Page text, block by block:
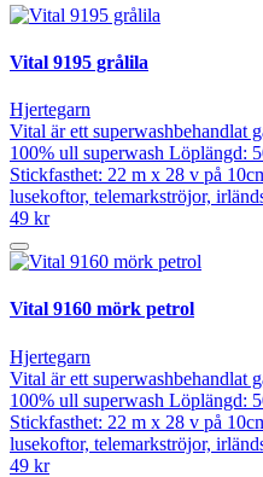
Vital 9195 grålila
Hjertegarn
Vital är ett superwashbehandlat
100% ull superwash Löplängd:
Stickfasthet: 22 m x 28 v på
lusekoftor, telemarkströjor,
49 kr
Vital 9160 mörk petrol
Hjertegarn
Vital är ett superwashbehandlat
100% ull superwash Löplängd:
Stickfasthet: 22 m x 28 v på
lusekoftor, telemarkströjor,
49 kr